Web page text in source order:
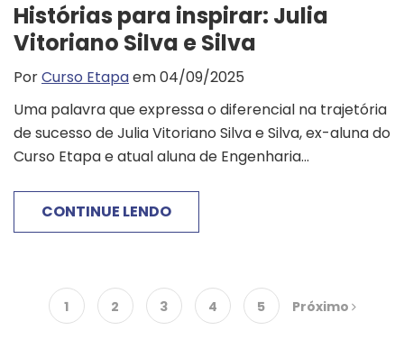
Histórias para inspirar: Julia
Vitoriano Silva e Silva
PorCurso Etapaem 04/09/2025
Uma palavra que expressa o diferencial na trajetória
de sucesso de Julia Vitoriano Silva e Silva, ex-aluna do
Curso Etapa e atual aluna de Engenharia...
CONTINUE LENDO
1 2 3 4 5 Próximo